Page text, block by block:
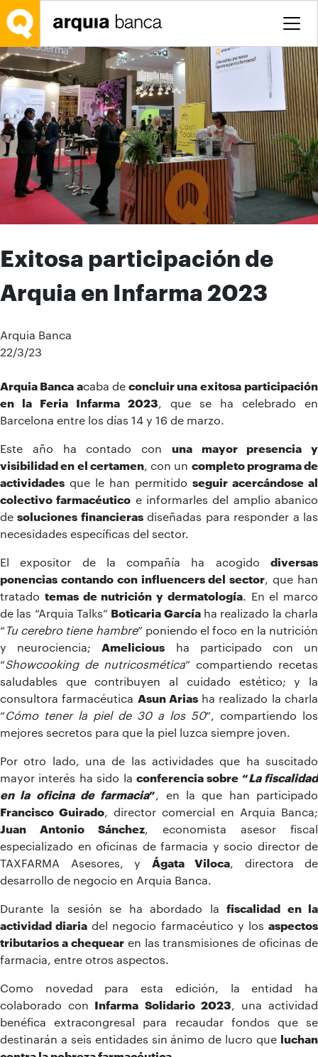
Saltar al contenido principal
Exitosa participación de
Arquia en Infarma 2023
Arquia Banca
22/3/23
Arquia Banca acaba deconcluir una exitosa participación
en la Feria Infarma 2023 , que se ha celebrado en
Barcelona entre los días 14 y 16 de marzo.
Este año ha contado con una mayor presencia y
visibilidad en el certamen, con un completo programa de
actividades que le han permitido seguir acercándose al
colectivo farmacéutico e informarles del amplio abanico
desoluciones financierasdiseñadas para responder a las
necesidades específicas del sector.
El expositor de la compañía ha acogido diversas
ponencias contando con influencers del sector , que han
tratado temas de nutrición y dermatología. En el marco
de las “Arquia Talks” Boticaria Garcíaha realizado la charla
“ Tu cerebro tiene hambre” poniendo el foco en la nutrición
y neurociencia; Amelicious ha participado con un
“Showcooking de nutricosmética” compartiendo recetas
saludables que contribuyen al cuidado estético; y la
consultora farmacéutica Asun Ariasha realizado la charla
“Cómo tener la piel de 30 a los 50”, compartiendo los
mejores secretos para que la piel luzca siempre joven.
Por otro lado, una de las actividades que ha suscitado
mayor interés ha sido la conferencia sobre “La fiscalidad
en la oficina de farmacia” , en la que han participado
Francisco Guirado , director comercial en Arquia Banca;
Juan Antonio Sánchez , economista asesor fiscal
especializado en oficinas de farmacia y socio director de
TAXFARMA Asesores, y Ágata Viloca , directora de
desarrollo de negocio en Arquia Banca.
Durante la sesión se ha abordado lafiscalidad en la
actividad diaria del negocio farmacéutico y losaspectos
tributarios a chequearen las transmisiones de oficinas de
farmacia, entre otros aspectos.
Como novedad para esta edición, la entidad ha
colaborado con Infarma Solidario 2023 , una actividad
benéfica extracongresal para recaudar fondos que se
destinarán a seis entidades sin ánimo de lucro que luchan